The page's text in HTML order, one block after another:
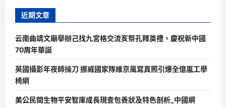
近期文章
云南曲靖文廟舉辦己找九宮格交流亥祭孔釋奠禮，慶祝新中國
70周年華誕
英國攝影年夜師操刀 挪威國家隊維京風寫真照引爆全億嵐工學
椅網
美公民間生物平安智庫成長現查包養狀及特色剖析_中國網